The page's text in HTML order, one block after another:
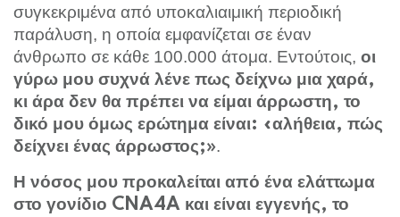
συγκεκριμένα από υποκαλιαιμική περιοδική
παράλυση, η οποία εμφανίζεται σε έναν
άνθρωπο σε κάθε 100.000 άτομα. Εντούτοις, οι
γύρω μου συχνά λένε πως δείχνω μια χαρά,
κι άρα δεν θα πρέπει να είμαι άρρωστη, το
δικό μου όμως ερώτημα είναι: «αλήθεια, πώς
δείχνει ένας άρρωστος;».
Η νόσος μου προκαλείται από ένα ελάττωμα
στο γονίδιο CNA4A και είναι εγγενής, το